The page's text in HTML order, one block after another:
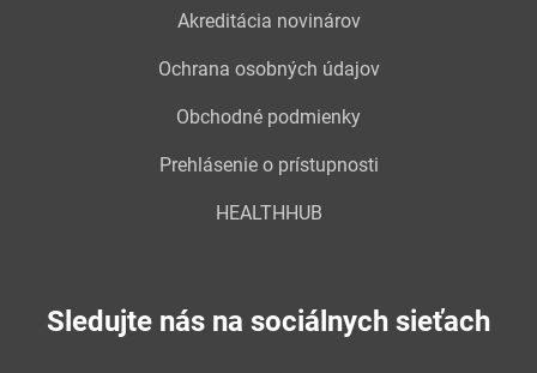
Akreditácia novinárov
Ochrana osobných údajov
Obchodné podmienky
Prehlásenie o prístupnosti
HEALTHHUB
Sledujte nás na sociálnych sieťach